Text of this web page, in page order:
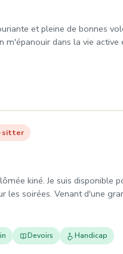
et pleine de bonnes
dans la vie active
sitter
kiné. Je suis disponible
les soirées. Venant d'une
Devoirs Handicap